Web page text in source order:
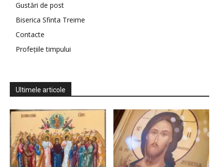
Gustări de post
Biserica Sfinta Treime
Contacte
Profețiile timpului
Ultimele articole